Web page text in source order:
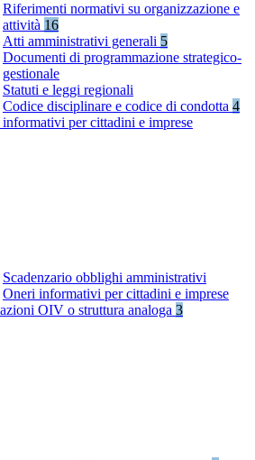
Riferimenti normativi su organizzazione e
attività 16
Atti amministrativi generali 5
Documenti di programmazione strategico-
gestionale
Statuti e leggi regionali
Codice disciplinare e codice di condotta 4
per cittadini e imprese
Scadenzario obblighi amministrativi
Oneri informativi per cittadini e imprese
OIV o struttura analoga 3